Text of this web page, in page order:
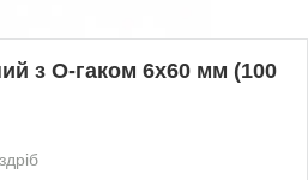
з О-гаком 6х60 мм (100